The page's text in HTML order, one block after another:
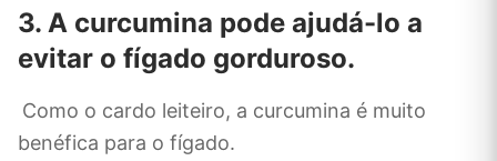
3. A curcumina pode ajudá-lo a
evitar o fígado gorduroso.
Como o cardo leiteiro, a curcumina é muito
benéfica para o fígado.